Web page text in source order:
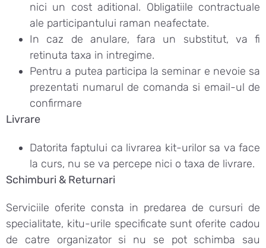
nici un cost aditional. Obligatiile contractuale
ale participantului raman neafectate.
In caz de anulare, fara un substitut, va fi
retinuta taxa in intregime.
Pentru a putea participa la seminar e nevoie sa
prezentati numarul de comanda si email-ul de
confirmare
Livrare
Datorita faptului ca livrarea kit-urilor sa va face
la curs, nu se va percepe nici o taxa de livrare.
Schimburi & Returnari
Serviciile oferite consta in predarea de cursuri de
specialitate, kitu-urile specificate sunt oferite cadou
de catre organizator si nu se pot schimba sau